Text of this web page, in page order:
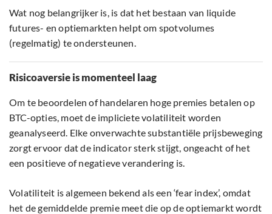
Wat nog belangrijker is, is dat het bestaan ​​van liquide
futures- en optiemarkten helpt om spotvolumes
(regelmatig) te ondersteunen.
Risicoaversie is momenteel laag
Om te beoordelen of handelaren hoge premies betalen op
BTC-opties, moet de impliciete volatiliteit worden
geanalyseerd. Elke onverwachte substantiële prijsbeweging
zorgt ervoor dat de indicator sterk stijgt, ongeacht of het
een positieve of negatieve verandering is.
Volatiliteit is algemeen bekend als een ‘fear index’, omdat
het de gemiddelde premie meet die op de optiemarkt wordt